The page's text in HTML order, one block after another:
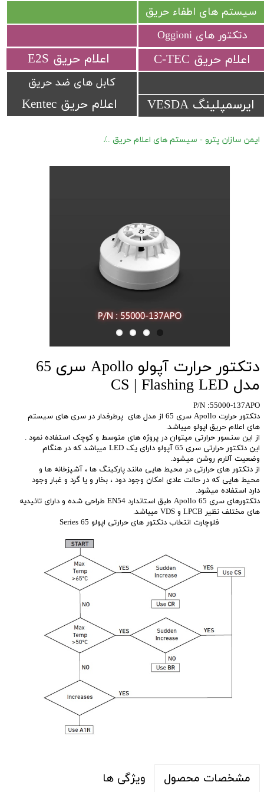
اعلام حریق Kentec
​اعلام حریق C-TEC​​​​​​​ ​اعلام حریق E2S
ایرسمپلینگ VESDA
سیستم های اطفاء حریق
کابل های ضد حریق
دتکتور های Oggioni
ایمن سازان پترو - سیستم های اعلام حریق
دتکتور حرارت آپولو Apollo سری 65
مدل CS | Flashing LED
P/N :55000-137APO
دتکتور حرارت Apollo سری 65 از مدل های پرطرفدار در سری های سیستم
های اعلام حریق اپولو میباشد.
از این سنسور حرارتی میتوان در پروژه های متوسط و کوچک استفاده نمود .
این دتکتور حرارتی سری 65 آپولو دارای یک LED میباشد که در هنگام
وضعیت آلارم روشن میشود.
از دتکتور های حرارتی در محیط هایی مانند پارکینگ ها ، آشپزخانه ها و
محیط هایی که در حالت عادی امکان وجود دود ، بخار و یا گرد و غبار وجود
دارد استفاده میشود.
دتکتورهای سری 65 Apollo طبق استاندارد EN54 طراحی شده و دارای تائیدیه
های مختلف نظیر LPCB و VDS میباشد.
فلوچارت انتخاب دتکتور های حرارتی اپولو Series 65
مشخصات محصول ویژگی ها